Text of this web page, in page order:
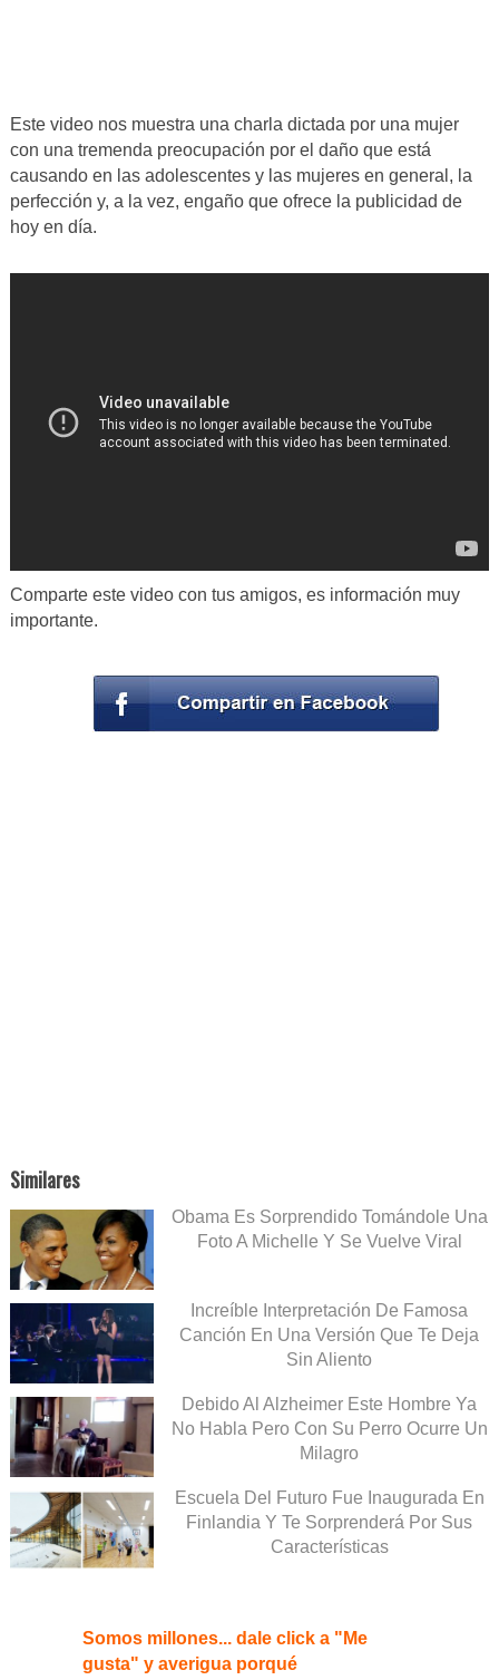
Este video nos muestra una charla dictada por una mujer
con una tremenda preocupación por el daño que está
causando en las adolescentes y las mujeres en general, la
perfección y, a la vez, engaño que ofrece la publicidad de
hoy en día.
Comparte este video con tus amigos, es información muy
importante.
Similares
Obama Es Sorprendido Tomándole Una
Foto A Michelle Y Se Vuelve Viral
Increíble Interpretación De Famosa
Canción En Una Versión Que Te Deja
Sin Aliento
Debido Al Alzheimer Este Hombre Ya
No Habla Pero Con Su Perro Ocurre Un
Milagro
Escuela Del Futuro Fue Inaugurada En
Finlandia Y Te Sorprenderá Por Sus
Características
Somos millones... dale click a "Me
gusta" y averigua porqué